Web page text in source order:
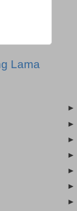
Lama
►
►
►
►
►
►
►